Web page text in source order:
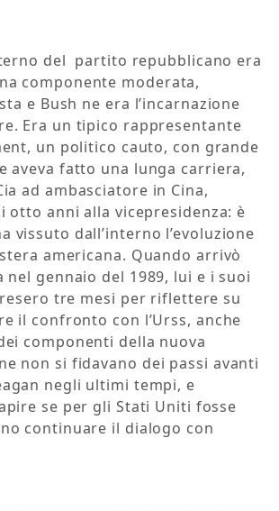
del partito repubblicano era
componente moderata,
e Bush ne era l’incarnazione
Era un tipico rappresentante
un politico cauto, con grande
aveva fatto una lunga carriera,
ad ambasciatore in Cina,
otto anni alla vicepresidenza: è
vissuto dall’interno l’evoluzione
americana. Quando arrivò
nel gennaio del 1989, lui e i suoi
tre mesi per riflettere su
il confronto con l’Urss, anche
componenti della nuova
non si fidavano dei passi avanti
negli ultimi tempi, e
se per gli Stati Uniti fosse
continuare il dialogo con